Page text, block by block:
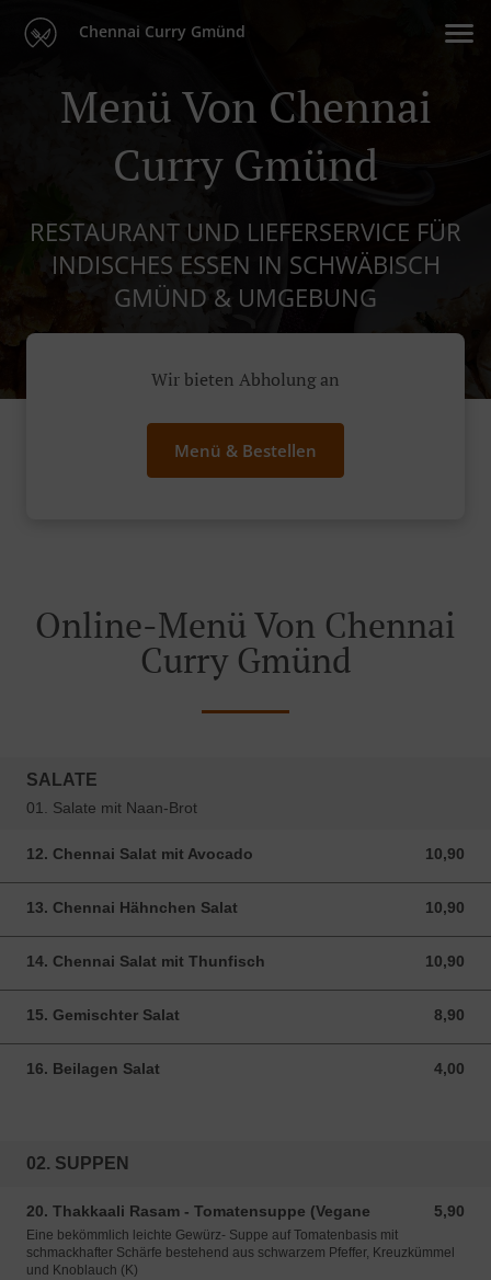
Chennai Curry Gmünd
Menü Von Chennai
Curry Gmünd
RESTAURANT UND LIEFERSERVICE FÜR
INDISCHES ESSEN IN SCHWÄBISCH
GMÜND & UMGEBUNG
Wir bieten Abholung an
Menü & Bestellen
Online-Menü Von Chennai
Curry Gmünd
SALATE
01. Salate mit Naan-Brot
12. Chennai Salat mit Avocado 10,90
10,90 EUR
13. Chennai Hähnchen Salat 10,90
10,90 EUR
14. Chennai Salat mit Thunfisch 10,90
10,90 EUR
15. Gemischter Salat 8,90
8,90 EUR
16. Beilagen Salat 4,00
4,00 EUR
02. SUPPEN
20. Thakkaali Rasam - Tomatensuppe (Vegane 5,90
5,90 EUR
Eine bekömmlich leichte Gewürz- Suppe auf Tomatenbasis mit
schmackhafter Schärfe bestehend aus schwarzem Pfeffer, Kreuzkümmel
und Knoblauch (K)